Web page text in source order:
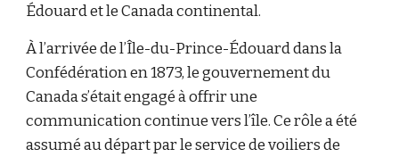
Édouard et le Canada continental.
À l’arrivée de l’Île-du-Prince-Édouard dans la
Confédération en 1873, le gouvernement du
Canada s’était engagé à offrir une
communication continue vers l’île. Ce rôle a été
assumé au départ par le service de voiliers de